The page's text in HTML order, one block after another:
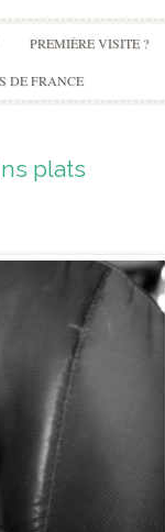
Skip
to
content
PREMIÈRE VISITE ?
DE FRANCE
plats